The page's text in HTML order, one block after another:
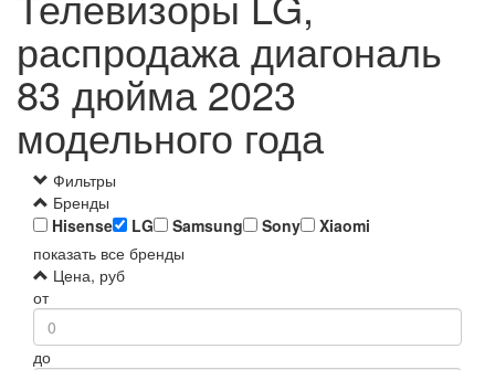
распродажа диагональ
83 дюйма 2023
модельного года
Фильтры
Бренды
Hisense
LG Samsung Sony
Xiaomi
показать все бренды
Цена, руб
от
до